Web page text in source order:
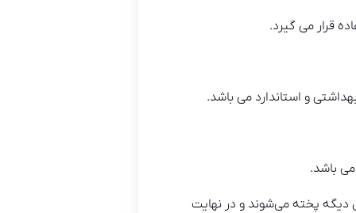
باشد.
پخته می‌شوند و در نهایت